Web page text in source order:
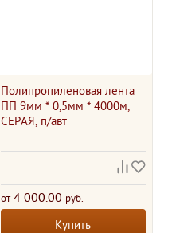
Полипропиленовая лента
ПП 9мм * 0,5мм * 4000м,
СЕРАЯ, п/авт
от4 000.00 руб.
Купить